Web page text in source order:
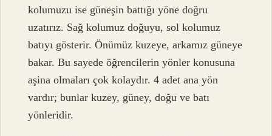
kolumuzu ise güneşin battığı yöne doğru
uzatırız. Sağ kolumuz doğuyu, sol kolumuz
batıyı gösterir. Önümüz kuzeye, arkamız güneye
bakar. Bu sayede öğrencilerin yönler konusuna
aşina olmaları çok kolaydır. 4 adet ana yön
vardır; bunlar kuzey, güney, doğu ve batı
yönleridir.